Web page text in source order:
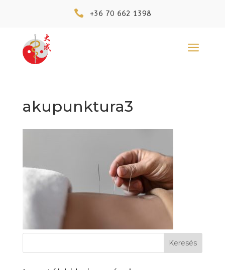
 +36 70 662 1398
a
akupunktura3